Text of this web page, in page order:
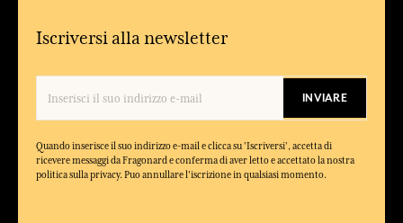
Iscriversi alla newsletter
INVIARE
Quando inserisce il suo indirizzo e-mail e clicca su 'Iscriversi', accetta di
ricevere messaggi da Fragonard e conferma di aver letto e accettato la nostra
politica sulla privacy. Puo annullare l'iscrizione in qualsiasi momento.